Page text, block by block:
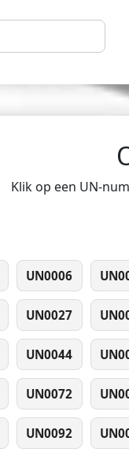
Klik op een UN-
UN0006
UN0027
UN0044
UN0072
UN0092